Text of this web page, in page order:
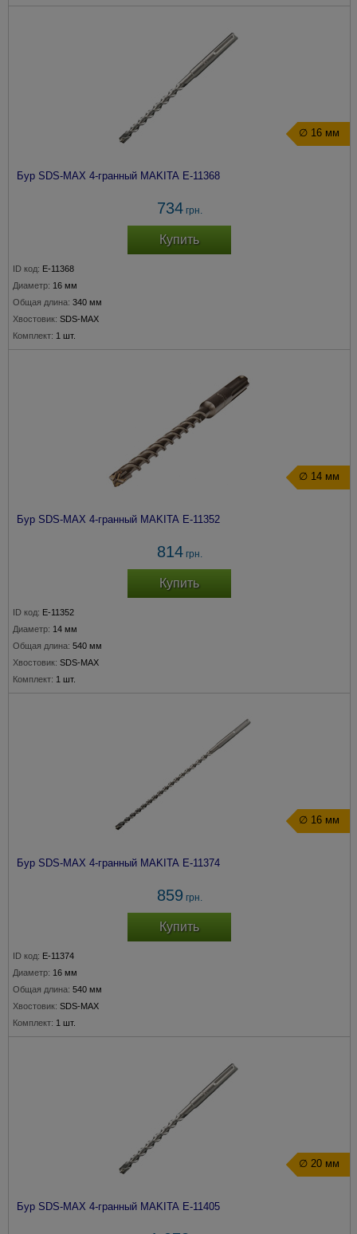
∅ 16 мм
Бур SDS-MAX 4-гранный MAKITA E-11368
734грн.
Купить
ID код: E-11368
Диаметр: 16 мм
Общая длина: 340 мм
Хвостовик: SDS-MAX
Комплект: 1 шт.
∅ 14 мм
Бур SDS-MAX 4-гранный MAKITA E-11352
814грн.
Купить
ID код: E-11352
Диаметр: 14 мм
Общая длина: 540 мм
Хвостовик: SDS-MAX
Комплект: 1 шт.
∅ 16 мм
Бур SDS-MAX 4-гранный MAKITA E-11374
859 грн.
Купить
ID код: E-11374
Диаметр: 16 мм
Общая длина: 540 мм
Хвостовик: SDS-MAX
Комплект: 1 шт.
∅ 20 мм
Бур SDS-MAX 4-гранный MAKITA E-11405